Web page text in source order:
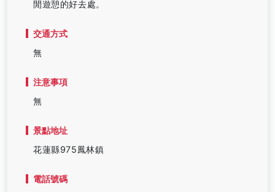
閒遊憩的好去處。
交通方式
無
注意事項
無
景點地址
花蓮縣975鳳林鎮
電話號碼